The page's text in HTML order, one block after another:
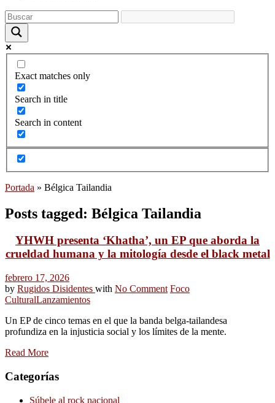
Exact matches only
Search in title
Search in content
Portada » Bélgica Tailandia
Posts tagged: Bélgica Tailandia
YHWH presenta ‘Khatha’, un EP que aborda la
crueldad humana y la mitología desde el black metal
febrero 17, 2026
by Rugidos Disidentes with No Comment Foco
CulturalLanzamientos
Un EP de cinco temas en el que la banda belga-tailandesa
profundiza en la injusticia social y los límites de la mente.
Read More
Categorías
Súbele al rock nacional